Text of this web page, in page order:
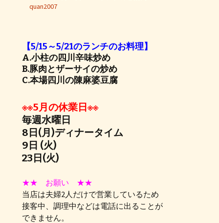
quan2007
【5/15～5/21のランチのお料理】
A.小柱の四川辛味炒め
B.豚肉とザーサイの炒め
C.本場四川の陳麻婆豆腐
※※5月の休業日※※
毎週水曜日
8日(月)ディナータイム
9日 (火)
23日(火)
★★ お願い ★★
当店は夫婦2人だけで営業しているため
接客中、調理中などは電話に出ることが
できません。